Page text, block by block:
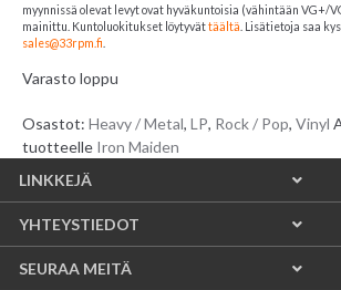
myynnissä olevat levyt ovat hyväkuntoisia (vähintään VG+/
mainittu. Kuntoluokitukset löytyvättäältä . Lisätietoja saa
sales@33rpm.fi
Varasto loppu
Osastot: Heavy / Metal, LP, Rock / Pop, Vinyl
tuotteelle Iron Maiden
LINKKEJÄ
YHTEYSTIEDOT
SEURAA MEITÄ